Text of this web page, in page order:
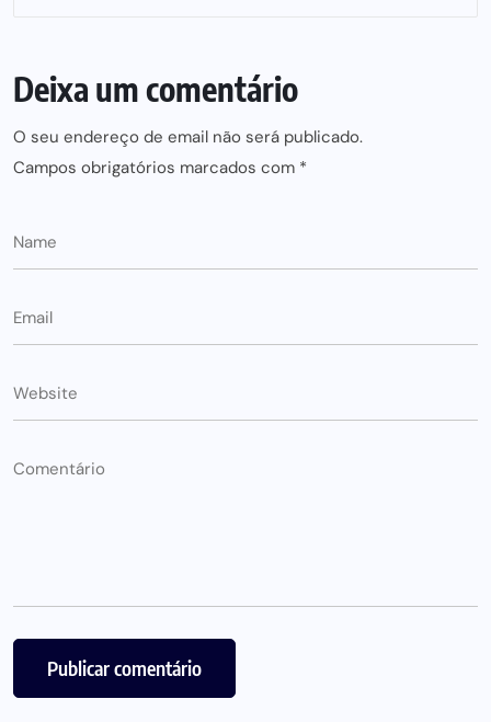
Deixa um comentário
O seu endereço de email não será publicado.
Campos obrigatórios marcados com *